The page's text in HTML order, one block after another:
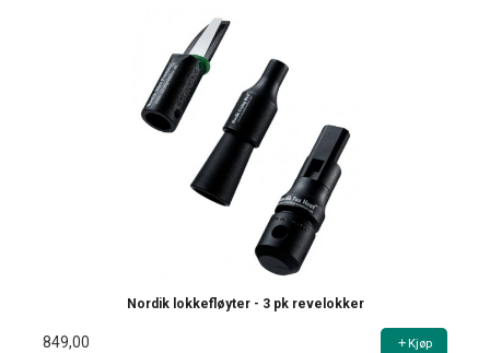
Nordik lokkefløyter - 3 pk revelokker
849,00 Kjøp